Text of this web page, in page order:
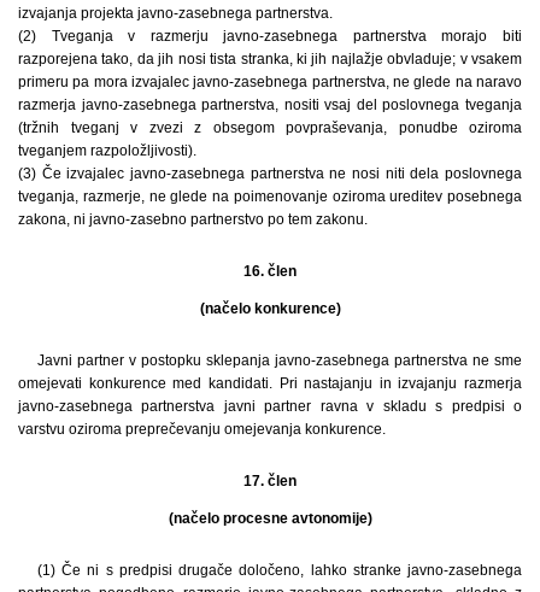
izvajanja projekta javno-zasebnega partnerstva.
(2) Tveganja v razmerju javno-zasebnega partnerstva morajo biti
razporejena tako, da jih nosi tista stranka, ki jih najlažje obvladuje; v vsakem
primeru pa mora izvajalec javno-zasebnega partnerstva, ne glede na naravo
razmerja javno-zasebnega partnerstva, nositi vsaj del poslovnega tveganja
(tržnih tveganj v zvezi z obsegom povpraševanja, ponudbe oziroma
tveganjem razpoložljivosti).
(3) Če izvajalec javno-zasebnega partnerstva ne nosi niti dela poslovnega
tveganja, razmerje, ne glede na poimenovanje oziroma ureditev posebnega
zakona, ni javno-zasebno partnerstvo po tem zakonu.
16. člen
(načelo konkurence)
Javni partner v postopku sklepanja javno-zasebnega partnerstva ne sme
omejevati konkurence med kandidati. Pri nastajanju in izvajanju razmerja
javno-zasebnega partnerstva javni partner ravna v skladu s predpisi o
varstvu oziroma preprečevanju omejevanja konkurence.
17. člen
(načelo procesne avtonomije)
(1) Če ni s predpisi drugače določeno, lahko stranke javno-zasebnega